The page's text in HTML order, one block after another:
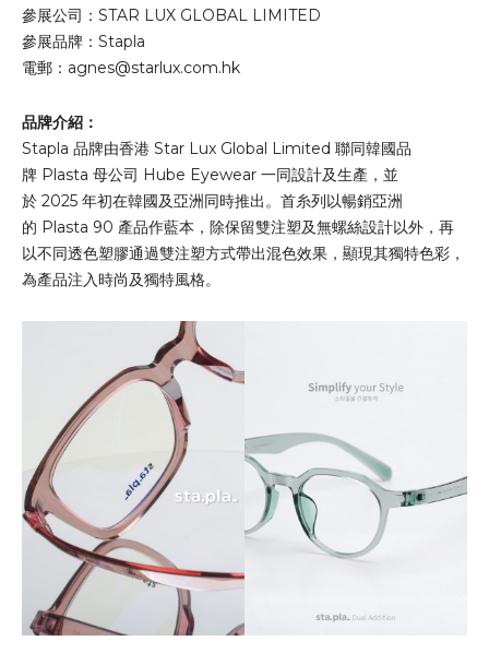
參展公司：STAR LUX GLOBAL LIMITED
參展品牌：Stapla
電郵： agnes@starlux.com.hk
品牌介紹：
Stapla 品牌由香港 Star Lux Global Limited 聯同韓國品
牌 Plasta 母公司 Hube Eyewear 一同設計及生產，並
於 2025 年初在韓國及亞洲同時推出。首糸列以暢銷亞洲
的 Plasta 90 產品作藍本，除保留雙注塑及無螺絲設計以外，再
以不同透色塑膠通過雙注塑方式帶出混色效果，顯現其獨特色彩，
為產品注入時尚及獨特風格。